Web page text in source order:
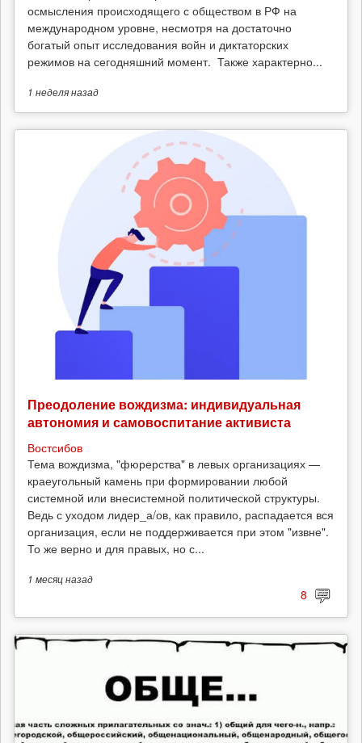
осмысления происходящего с обществом в РФ на
международном уровне, несмотря на достаточно
богатый опыт исследования войн и диктаторских
режимов на сегодняшний момент. Также характерно...
1 неделяназад
Преодоление вождизма: индивидуальная
автономия и самовоспитание активиста
Востсибов
Тема вождизма, "фюрерства" в левых организациях —
краеугольный камень при формировании любой
системной или внесистемной политической структуры.
Ведь с уходом лидер_а/ов, как правило, распадается вся
организация, если не поддерживается при этом "извне".
То же верно и для правых, но с...
1 месяцназад
8